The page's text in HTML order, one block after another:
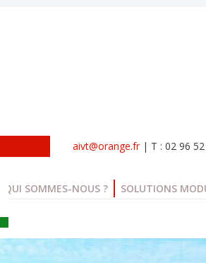
aivt@orange.fr| T : 02 96 52
QUI SOMMES-NOUS ? SOLUTIONS